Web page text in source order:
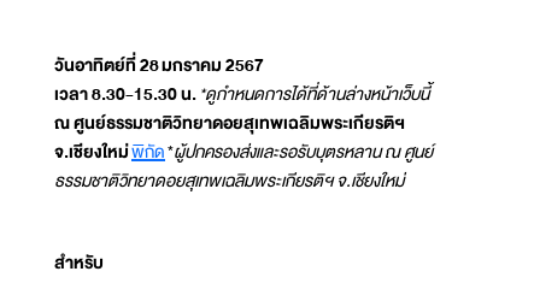
วันอาทิตย์ที่ 28 มกราคม 2567
เวลา 8.30-15.30 น.*ดูกำหนดการได้ที่ด้านล่างหน้าเว็บนี้
ณ ศูนย์ธรรมชาติวิทยาดอยสุเทพเฉลิมพระเกียรติฯ
จ.เชียงใหม่พิกัด*ผู้ปกครองส่งและรอรับบุตรหลาน ณ ศูนย์
ธรรมชาติวิทยาดอยสุเทพเฉลิมพระเกียรติฯ จ.เชียงใหม่
สำหรับ